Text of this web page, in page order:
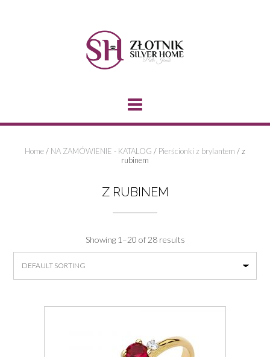
Home/ NA ZAMÓWIENIE - KATALOG / Pierścionki z brylantem / z
rubinem
Z RUBINEM
Showing 1–20 of 28 results